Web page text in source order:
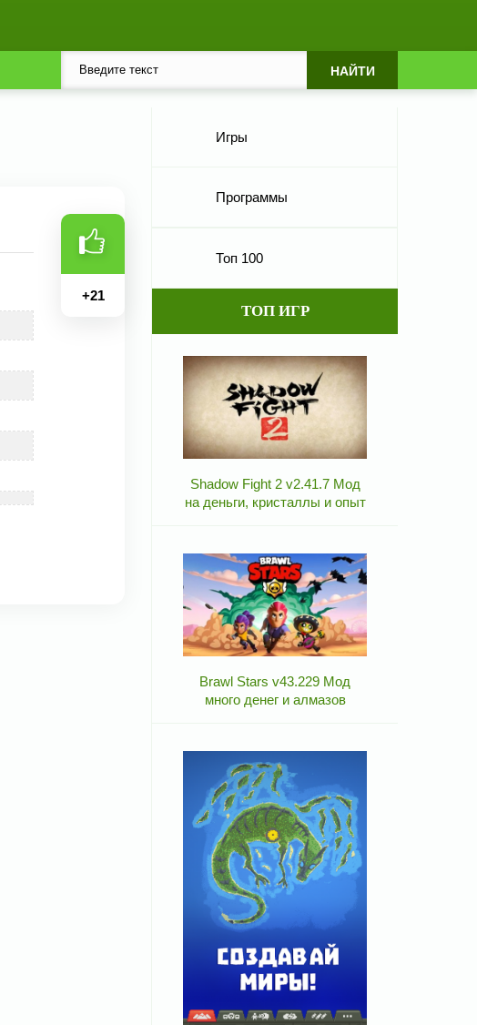
+21
Игры
Программы
Топ 100
ТОП ИГР
Shadow Fight 2 v2.41.7 Мод
на деньги, кристаллы и опыт
Brawl Stars v43.229 Мод
много денег и алмазов